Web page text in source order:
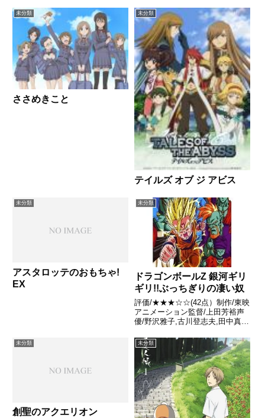
じギャンブル好きの父親が蒸発
し、借金取りに家を追い出され、
桃園奈々生は途方に暮れ...
未分類
ささめきこと
未分類
テイルズ オブ ジ アビス
未分類
アスタロッテのおもちゃ!
EX
未分類
ドラゴンボールZ 銀河ギリ
ギリ!!ぶっちぎりの凄い奴
評価/★★★☆☆(42点）制作/東映
アニメーション監督/上田芳裕声
優/野沢雅子,古川登志夫,田中真弓
はこちらあらすじ賞金1億ゼニー
と世界温泉めぐりが懸ったギョー
サン・マネー主催の天下一大武道
大会に出場した悟飯た...
未分類
創聖のアクエリオン
未分類